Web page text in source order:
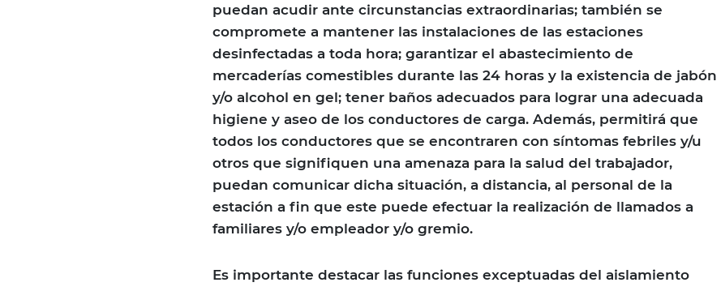
puedan acudir ante circunstancias extraordinarias; también se
compromete a mantener las instalaciones de las estaciones
desinfectadas a toda hora; garantizar el abastecimiento de
mercaderías comestibles durante las 24 horas y la existencia de jabón
y/o alcohol en gel; tener baños adecuados para lograr una adecuada
higiene y aseo de los conductores de carga. Además, permitirá que
todos los conductores que se encontraren con síntomas febriles y/u
otros que signifiquen una amenaza para la salud del trabajador,
puedan comunicar dicha situación, a distancia, al personal de la
estación a fin que este puede efectuar la realización de llamados a
familiares y/o empleador y/o gremio.
Es importante destacar las funciones exceptuadas del aislamiento